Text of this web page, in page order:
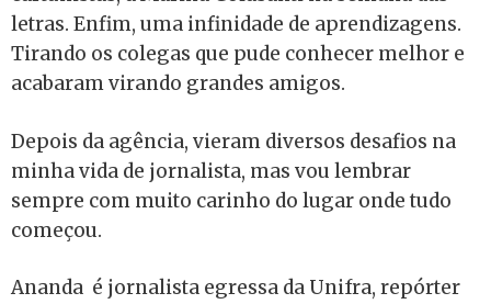
letras. Enfim, uma infinidade de aprendizagens.
Tirando os colegas que pude conhecer melhor e
acabaram virando grandes amigos.
Depois da agência, vieram diversos desafios na
minha vida de jornalista, mas vou lembrar
sempre com muito carinho do lugar onde tudo
começou.
Ananda é jornalista egressa da Unifra, repórter